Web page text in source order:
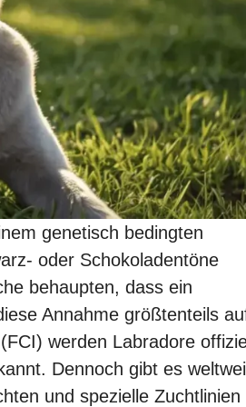
genetisch bedingten
oder Schokoladentöne
behaupten, dass ein
Annahme größtenteils
werden Labradore
Dennoch gibt es
und spezielle Zuchtlinien